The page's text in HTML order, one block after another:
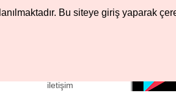
Bu siteye giriş yaparak
Hakkımızda
iletişim